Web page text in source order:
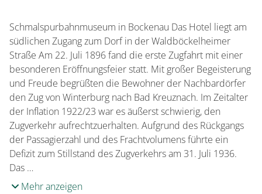
Schmalspurbahnmuseum in Bockenau Das Hotel liegt am
südlichen Zugang zum Dorf in der Waldböckelheimer
Straße Am 22. Juli 1896 fand die erste Zugfahrt mit einer
besonderen Eröffnungsfeier statt. Mit großer Begeisterung
und Freude begrüßten die Bewohner der Nachbardörfer
den Zug von Winterburg nach Bad Kreuznach. Im Zeitalter
der Inflation 1922/23 war es äußerst schwierig, den
Zugverkehr aufrechtzuerhalten. Aufgrund des Rückgangs
der Passagierzahl und des Frachtvolumens führte ein
Defizit zum Stillstand des Zugverkehrs am 31. Juli 1936.
Das …
Mehr anzeigen